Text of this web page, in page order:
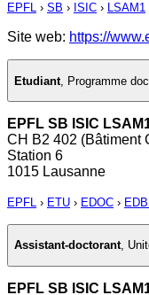
EPFL › SB › ISIC › LSAM1
Site web: https://
Etudiant Programme
EPFL SB ISIC
CH B2 402 (Bâtiment
Station 6
1015 Lausanne
EPFL › ETU › EDOC ›
Assistant-doctorant,
EPFL SB ISIC